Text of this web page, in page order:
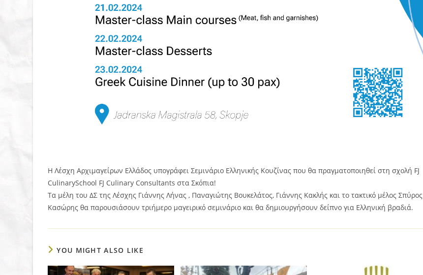
Η Λέσχη Αρχιμαγείρων Ελλάδος υπογράφει Σεμινάριο Ελληνικής Κουζίνας που θα πραγματοποιηθεί στη σχολή FJ
CulinarySchool FJ Culinary Consultants στα Σκόπια!
Τα μέλη του ΔΣ της Λέσχης Γιάννης Λήνας , Παναγιώτης Βουκελάτος, Γιάννης Κακλής και το τακτικό μέλος Σπύρος
Κασώρης θα παρουσιάσουν τριήμερο μαγειρικό σεμινάριο και θα δημιουργήσουν δείπνο για Ελληνική βραδιά.
YOU MIGHT ALSO LIKE